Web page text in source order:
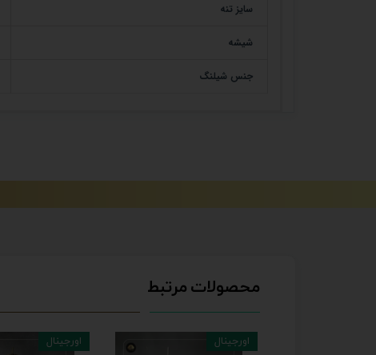
سایز تنه
شیشه
جنس شیلنگ
محصولات مرتبط
اورجینال اورجینال